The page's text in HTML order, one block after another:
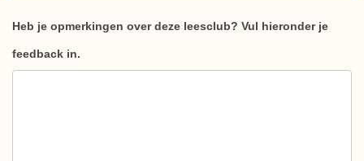
Heb je opmerkingen over deze leesclub? Vul hieronder je
feedback in.